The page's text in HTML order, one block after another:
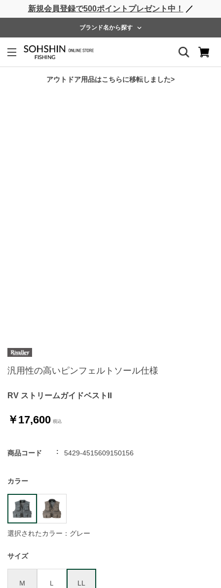
新規会員登録で500ポイントプレゼント中！ ／
ブランド名から探す
アウトドア用品はこちらに移転しました>
ライフベスト ウェーダー レインウェア フットウェア
ホーム > Rivalley
RV ストリームガイドベストⅡ
汎用性の高いピンフェルトソール仕様
￥17,600
商品コード 5429-4515609150156
カラー
選択されたカラー：グレー
サイズ
Ｍ Ｌ LL